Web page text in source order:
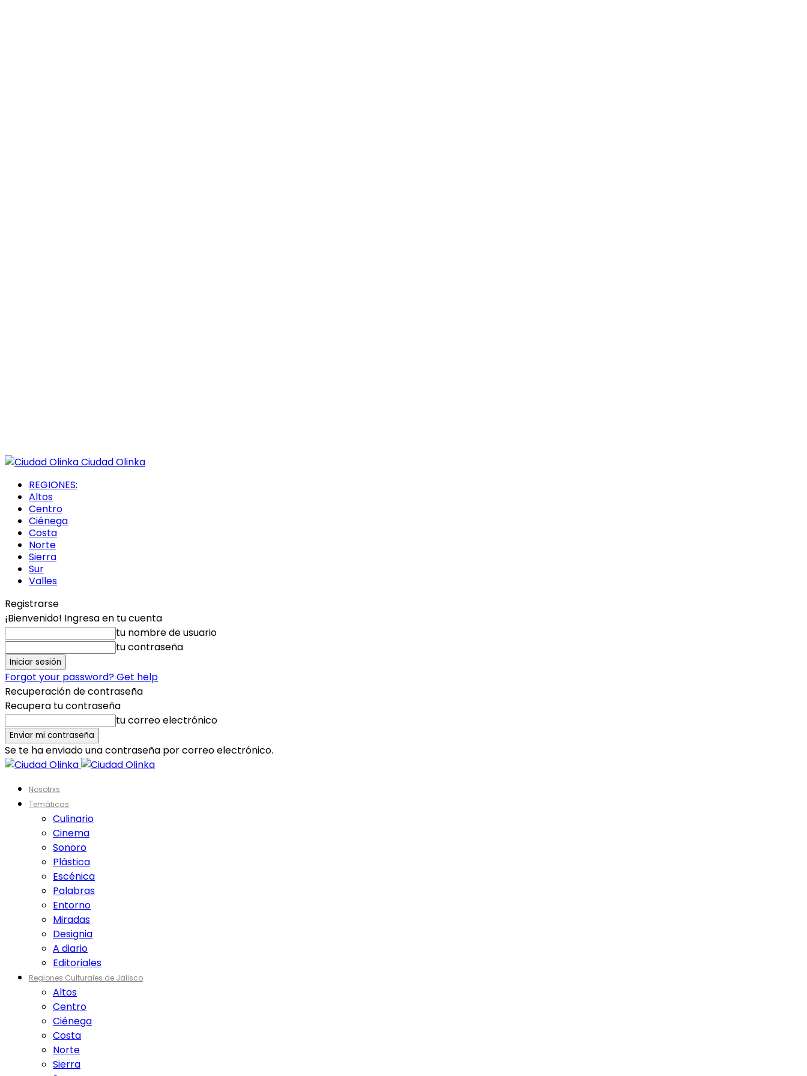
Ciudad Olinka
REGIONES:
Altos
Centro
Ciénega
Costa
Norte
Sierra
Sur
Valles
Registrarse
¡Bienvenido! Ingresa en tu cuenta
tu nombre de usuario
tu contraseña
Forgot your password? Get help
Recuperación de contraseña
Recupera tu contraseña
tu correo electrónico
Se te ha enviado una contraseña por correo electrónico.
Nosotrxs
Temáticas
Culinario
Cinema
Sonoro
Plástica
Escénica
Palabras
Entorno
Miradas
Designia
A diario
Editoriales
Regiones Culturales de Jalisco
Altos
Centro
Ciénega
Costa
Norte
Sierra